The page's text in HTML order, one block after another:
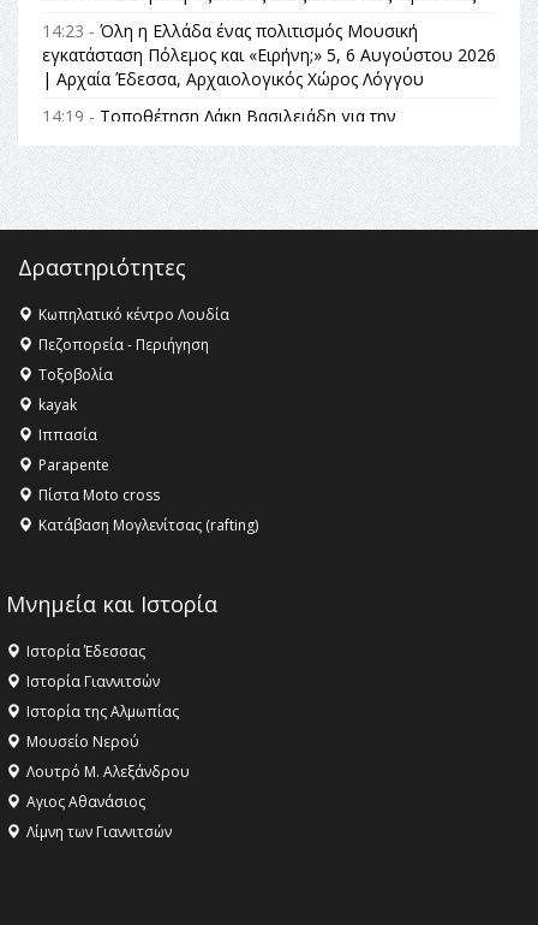
14:23 - Όλη η Ελλάδα ένας πολιτισμός Μουσική
εγκατάσταση Πόλεμος και «Ειρήνη;» 5, 6 Αυγούστου 2026
| Αρχαία Έδεσσα, Αρχαιολογικός Χώρος Λόγγου
14:19 - Τοποθέτηση Λάκη Βασιλειάδη για την
Αναθεώρηση του Συντάγματος: «Σε τέτοιες κορυφαίες
θεσμικές διαδικασίες υπάρχει μόνο η ευθύνη απέναντι
στις επόμενες γενιές»
16:35 -Το πρόγραμμα του ΠΑΟΚ στον δεύτερο γύρο του
16:27 - Όλυμπος: Εντάχθηκε στον Κατάλογο Παγκόσμιας
Κληρονομιάς της UNESCO – Ομόφωνη η απόφαση Ο
Όλυμπος αναγνωρίστηκε ως φυσικό και πολιτιστικό
αγαθό εξέχουσας οικουμενικής αξίας για την
ανθρωπότητα
16:18 -
ΣΤΗΝ ΕΔΕΣΣΑ
Δραστηριότητες
Κωπηλατικό κέντρο Λουδία
Πεζοπορεία - Περιήγηση
Τοξοβολία
kayak
Ιππασία
Parapente
Πίστα Moto cross
Κατάβαση Μογλενίτσας (rafting)
Μνημεία και Ιστορία
Ιστορία Έδεσσας
Ιστορία Γιαννιτσών
Ιστορία της Αλμωπίας
Μουσείο Νερού
Λουτρό Μ. Αλεξάνδρου
Αγιος Αθανάσιος
Λίμνη των Γιαννιτσών